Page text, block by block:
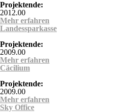
Projektende:
2012.00
Mehr erfahren
Landessparkasse
Projektende:
2009.00
Mehr erfahren
Cäcilium
Projektende:
2009.00
Mehr erfahren
Sky Office